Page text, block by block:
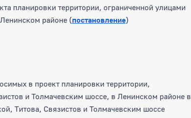
планировки территории, ограниченной улицами
районе (постановление)
в проект планировки территории,
и Толмачевским шоссе, в Ленинском районе в
Титова, Связистов и Толмачевским шоссе